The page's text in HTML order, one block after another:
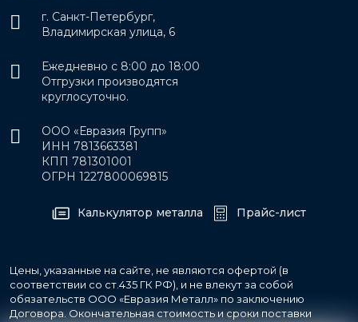
г. Санкт-Петербург,
Владимирская улица, 6
Ежедневно с 8:00 до 18:00
Отгрузки производятся
круглосуточно.
ООО «Евразия Групп»
ИНН 7813663381
КПП 781301001
ОГРН 1227800069815
Калькулятор металла Прайс-лист
Цены, указанные на сайте, не являются офертой (в
соответствии со ст.435 ГК РФ), и не влекут за собой
обязательств ООО «Евразия Металл» по заключению
Договора. Окончательная стоимость и сроки поставки